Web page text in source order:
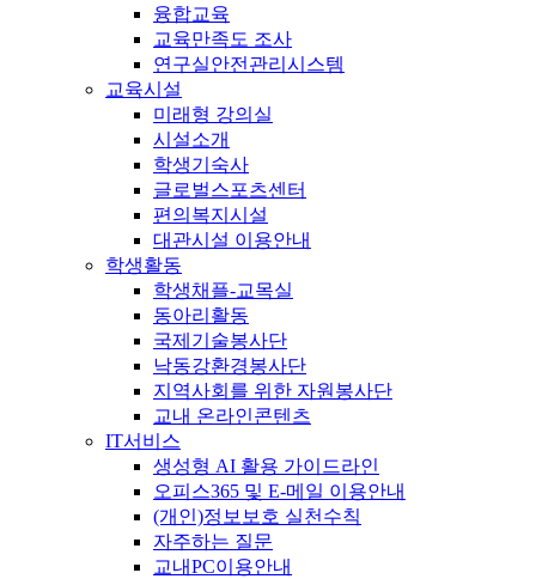
융합교육
교육만족도 조사
연구실안전관리시스템
교육시설
미래형 강의실
시설소개
학생기숙사
글로벌스포츠센터
편의복지시설
대관시설 이용안내
학생활동
학생채플-교목실
동아리활동
국제기술봉사단
낙동강환경봉사단
지역사회를 위한 자원봉사단
교내 온라인콘텐츠
IT서비스
생성형 AI 활용 가이드라인
오피스365 및 E-메일 이용안내
(개인)정보보호 실천수칙
자주하는 질문
교내PC이용안내